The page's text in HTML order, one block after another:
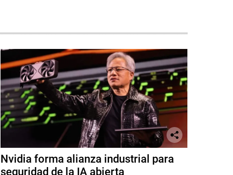
Nvidia forma alianza industrial para
seguridad de la IA abierta